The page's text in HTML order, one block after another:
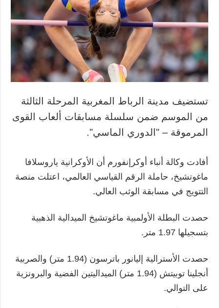
تستضيف مدينة الرباط المغربية المرحلة الثالثة
من الموسم ضمن سلسلة مسابقات ألعاب القوى
المرموقة – "الدوري الماسي".
أفادت وكالة أنباء أوكرإنفورم أن الأوكرانية ياروسلافا
ماغوتشيخ، حاملة الرقم القياسي العالمي، اعتلت منصة
التتويج في مسابقة الوثب العالي.
حصدت البطلة الأولمبية ماغوتشيخ الميدالية الذهبية
بتسجيلها 1.97 متر.
حصدت الأسترالية إليانور باترسون (1.94 متر) والصربية
أنجلينا توبيتش (1.94 متر) الميداليتين الفضية والبرونزية
على التوالي.